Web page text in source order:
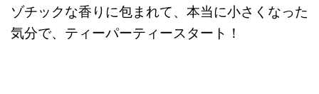
ゾチックな香りに包まれて、本当に小さくなった
気分で、ティーパーティースタート！